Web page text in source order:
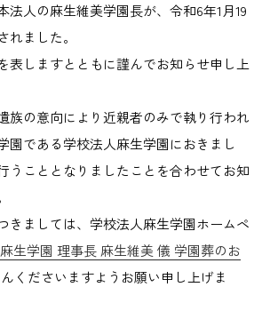
人の麻生維美学園長が、令和6年1月19
れました。
表しますとともに謹んでお知らせ申し上
族の意向により近親者のみで執り行われ
園である学校法人麻生学園におきまし
うこととなりましたことを合わせてお知
きましては、学校法人麻生学園ホームペ
生学園 理事長 麻生維美 儀 学園葬のお
くださいますようお願い申し上げま